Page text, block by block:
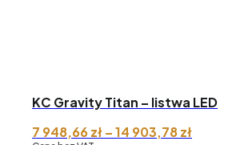
KC Gravity Titan – listwa LED
7 948,66zł–14 903,78złZakres